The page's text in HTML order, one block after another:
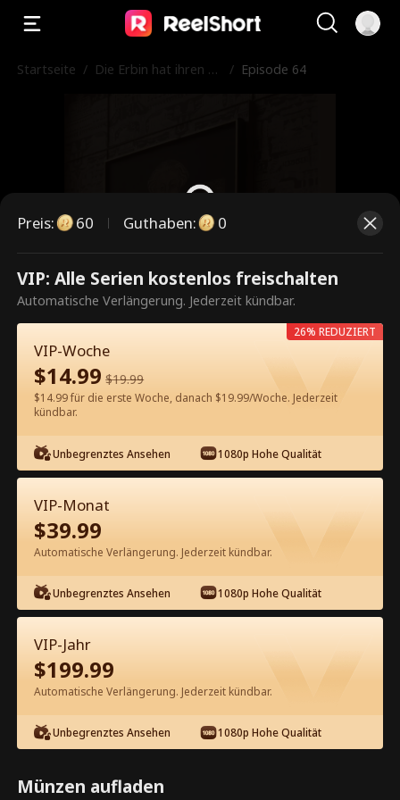
Startseite / Die Erbin hat ihren M
/ Episode 64
Dies ist eine kostenpflichtige
Episode. Bitte entsperren, um
60 Jetzt entsperren
Kostenlos in der App ansehen
Episode 64 - Die Erbin hat ihren
Mann auf die schwarze Liste gesetzt
Kompletter Film
1-50 51-85
64 65 66 67 68
Preis: 60 Guthaben: 0
VIP: Alle Serien kostenlos freischalten
Automatische Verlängerung. Jederzeit kündbar.
VIP-Woche
$14.99 $19.99
$14.99 für die erste Woche, danach $19.99/Woche. Jederzeit
kündbar.
Unbegrenztes Ansehen 1080p Hohe Qualität
26% REDUZIERT
VIP-Monat
$39.99
Automatische Verlängerung. Jederzeit kündbar.
Unbegrenztes Ansehen 1080p Hohe Qualität
VIP-Jahr
$199.99
Automatische Verlängerung. Jederzeit kündbar.
Unbegrenztes Ansehen 1080p Hohe Qualität
Münzen aufladen